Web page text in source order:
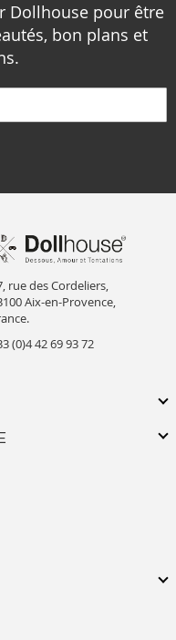
Dollhouse pour être
bon plans et
rue des Cordeliers,
Aix-en-Provence,
(0)4 42 69 93 72